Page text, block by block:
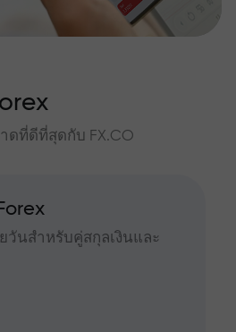
ดที่ดีที่สุดกับ FX.CO
วันสำหรับคู่สกุลเงินและ